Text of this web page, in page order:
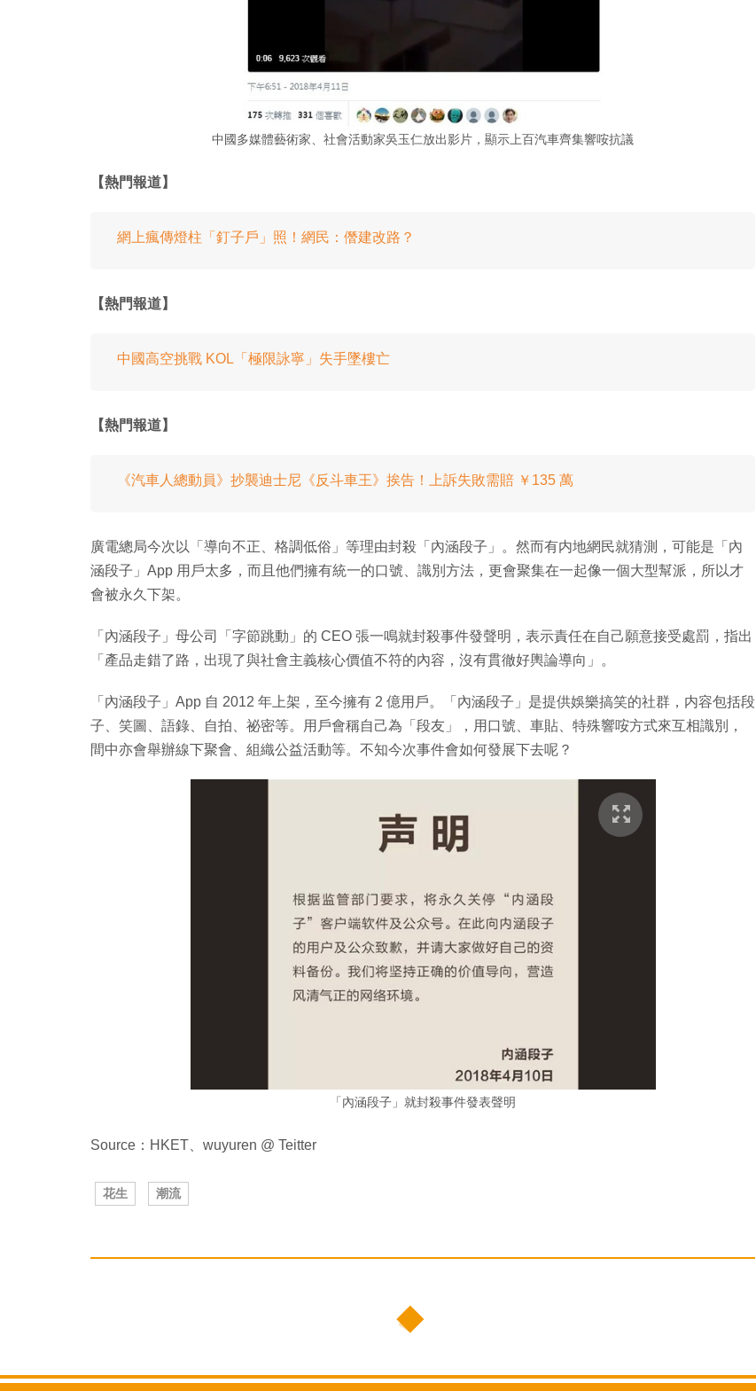
中國多媒體藝術家、社會活動家吳玉仁放出影片，顯示上百汽車齊集響咹抗議
【熱門報道】
網上瘋傳燈柱「釘子戶」照！網民：僭建改路？
【熱門報道】
中國高空挑戰 KOL「極限詠寧」失手墜樓亡
【熱門報道】
《汽車人總動員》抄襲迪士尼《反斗車王》挨告！上訴失敗需賠 ￥135 萬
廣電總局今次以「導向不正、格調低俗」等理由封殺「內涵段子」。然而有内地網民就猜測，可能是「內
涵段子」App 用戶太多，而且他們擁有統一的口號、識別方法，更會聚集在一起像一個大型幫派，所以才
會被永久下架。
「內涵段子」母公司「字節跳動」的 CEO 張一鳴就封殺事件發聲明，表示責任在自己願意接受處罰，指出
「產品走錯了路，出現了與社會主義核心價值不符的內容，沒有貫徹好輿論導向」。
「內涵段子」App 自 2012 年上架，至今擁有 2 億用戶。「內涵段子」是提供娛樂搞笑的社群，内容包括段
子、笑圖、語錄、自拍、祕密等。用戶會稱自己為「段友」，用口號、車貼、特殊響咹方式來互相識別，
間中亦會舉辦線下聚會、組織公益活動等。不知今次事件會如何發展下去呢？
「內涵段子」就封殺事件發表聲明
Source：HKET、wuyuren @ Teitter
花生 潮流